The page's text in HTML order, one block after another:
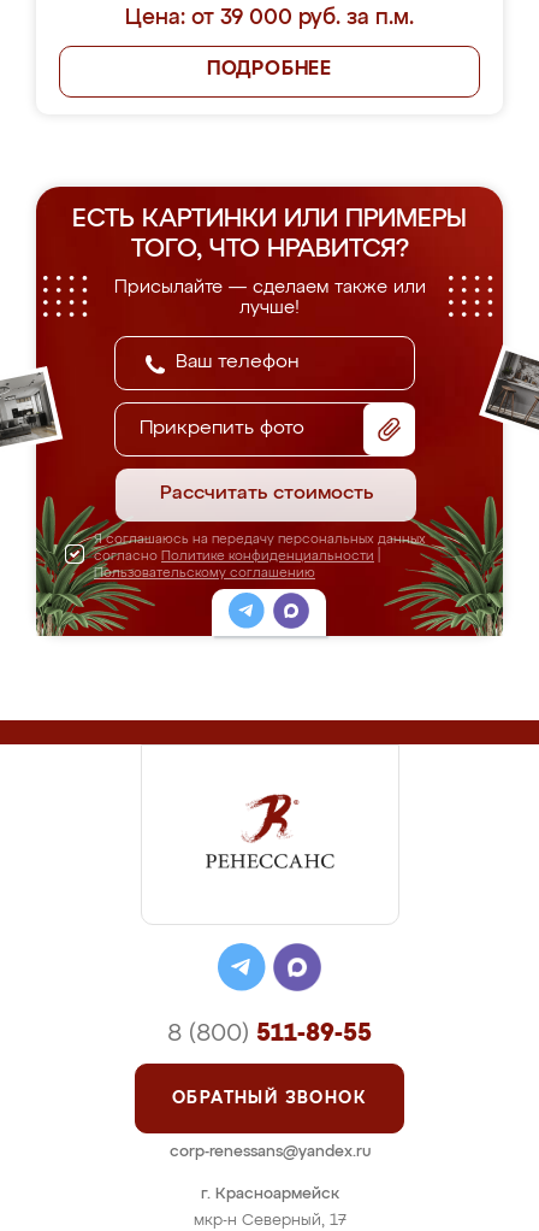
Цена: от 39 000 руб. за п.м.
ПОДРОБНЕЕ
ЕСТЬ КАРТИНКИ ИЛИ ПРИМЕРЫ
ТОГО, ЧТО НРАВИТСЯ?
Присылайте — сделаем также или
лучше!
Прикрепить фото
Рассчитать стоимость
Я соглашаюсь на передачу персональных данных
согласно Политике конфиденциальности
Пользовательскому соглашению
г. Красноармейск
мкр-н Северный, 17
8 (800) 511-89-55
ОБРАТНЫЙ ЗВОНОК
corp-renessans@yandex.ru